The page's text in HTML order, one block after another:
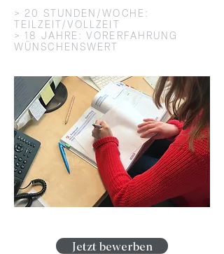
> 20 STUNDEN/WOCHE:
TEILZEIT/VOLLZEIT
> 18 JAHRE: VORERFAHRUNG
WÜNSCHENSWERT
Jetzt bewerben